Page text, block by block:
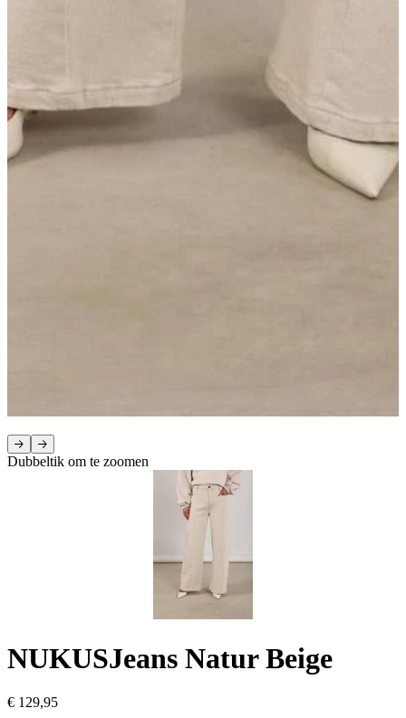
Dubbeltik om te zoomen
NUKUSJeans Natur Beige
€ 129,95